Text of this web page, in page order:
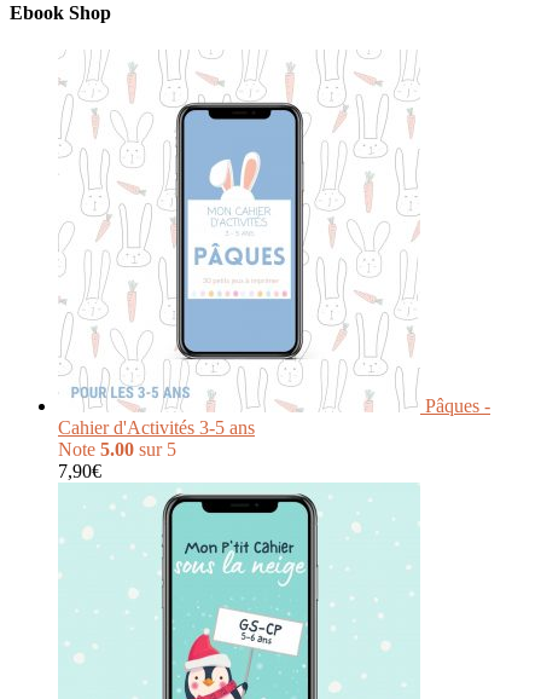
Ebook Shop
Pâques -
Cahier d'Activités 3-5 ans
Note 5.00 sur 5
7,90€